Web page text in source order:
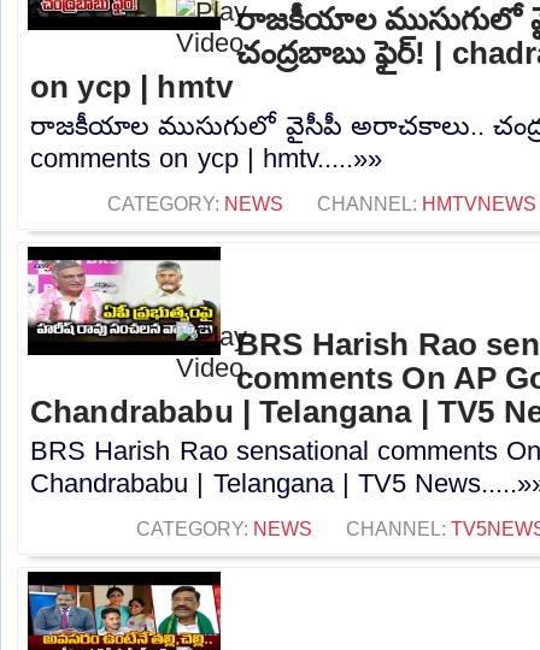
రాజకీయాల ముసుగులో
చంద్రబాబు ఫైర్! |
on ycp | hmtv
రాజకీయాల ముసుగులో వైసీపీ అరాచకాలు..
comments on ycp | hmtv.....»»
CATEGORY: NEWS CHANNEL: HMTVNEWS
BRS Harish Rao
comments On AP
Chandrababu | Telangana | TV5
BRS Harish Rao sensational comments
Chandrababu | Telangana | TV5
CATEGORY: NEWS CHANNEL: